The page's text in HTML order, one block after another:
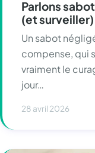
Parlons
(et
Un sabot
compense, qui
vraiment le
jour…
28 avril 2026